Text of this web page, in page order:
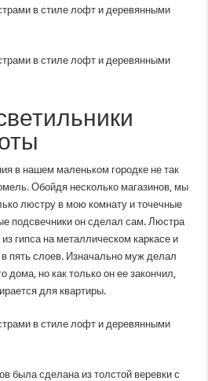
в нашем маленьком городке не так
Обойдя несколько магазинов, мы
люстру в мою комнату и точечные
подсвечники он сделал сам. Люстра
гипса на металлическом каркасе и
пять слоев. Изначально муж делал
дома, но как только он ее закончил,
для квартиры.
была сделана из толстой веревки с